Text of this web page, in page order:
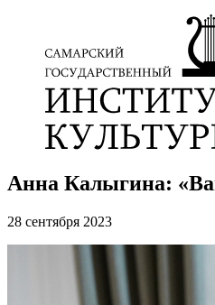
Анна Калыгина:
28 сентября 2023